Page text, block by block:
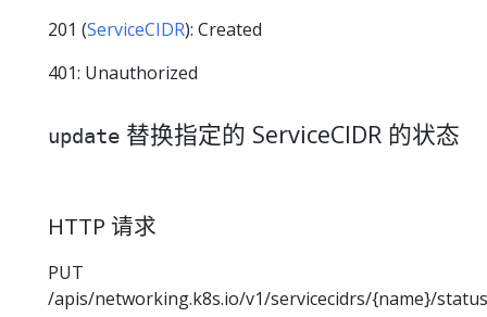
201 (ServiceCIDR): Created
401: Unauthorized
update 替换指定的 ServiceCIDR 的状态
HTTP 请求
PUT
/apis/networking.k8s.io/v1/servicecidrs/{name}/status